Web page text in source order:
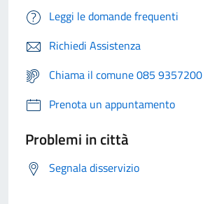
Leggi le domande frequenti
Richiedi Assistenza
Chiama il comune 085 9357200
Prenota un appuntamento
Problemi in città
Segnala disservizio